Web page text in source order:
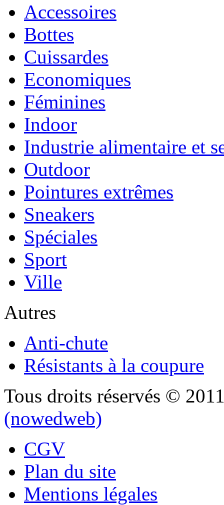
Accessoires
Bottes
Cuissardes
Economiques
Féminines
Indoor
Industrie alimentaire et
Outdoor
Pointures extrêmes
Sneakers
Spéciales
Sport
Ville
Autres
Anti-chute
Résistants à la coupure
Tous droits réservés ©
(nowedweb)
CGV
Plan du site
Mentions légales